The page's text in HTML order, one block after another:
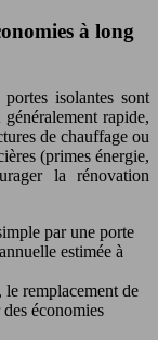
à long
isolantes sont
rapide,
de chauffage ou
(primes énergie,
la rénovation
par une porte
estimée à
remplacement de
économies